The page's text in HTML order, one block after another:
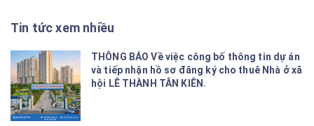
Tin tức xem nhiều
THÔNG BÁO Về việc công bố thông tin dự án
và tiếp nhận hồ sơ đăng ký cho thuê Nhà ở xã
hội LÊ THÀNH TÂN KIÊN.